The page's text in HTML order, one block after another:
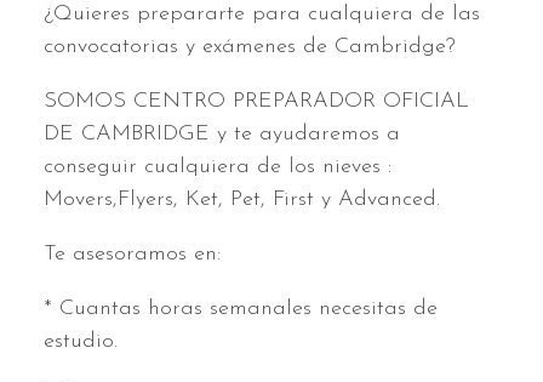
¿Quieres prepararte para cualquiera de las
convocatorias y exámenes de Cambridge?
SOMOS CENTRO PREPARADOR OFICIAL
DE CAMBRIDGE y te ayudaremos a
conseguir cualquiera de los nieves :
Movers,Flyers, Ket, Pet, First y Advanced.
Te asesoramos en:
* Cuantas horas semanales necesitas de
estudio.